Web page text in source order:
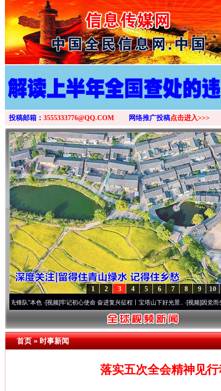
>
投稿邮箱： 3555333776@QQ.COM 网络推广投稿点击进入>>>
10
9
8
7
6
5
4
3
2
1
·[视频]牢记初心使命 奋进复兴征程丨宝塔山下好光景..·[视频]因党而生 为党而
首页»时事新闻
落实五次全会精神见